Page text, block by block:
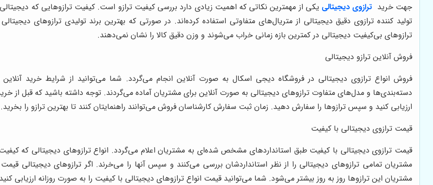
جهت خرید ترازوی دیجیتالی یکی از مهمترین نکاتی که اهمیت زیادی دارد بررسی کیفیت ترازو است. کیفیت ترازوهایی که
تولید کننده ترازوی دقیق دیجیتالی از متریال‌های متفاوتی استفاده کرده‌اند. در صورتی که بهترین برند تولیدی ترازوهای
ترازوهای بی‌کیفیت دیجیتالی در کمترین بازه زمانی خراب می‌شوند و وزن دقیق کالا را نشان نمی‌دهند.
فروش آنلاین ترازو دیجیتالی
فروش انواع ترازوی دیجیتالی در فروشگاه دیجی اسکال به صورت آنلاین انجام می‌گردد. شما می‌توانید از شرایط خرید آنلاین
دسته‌بندی‌ها و مدل‌های متفاوت ترازوهای دیجیتالی به صورت آنلاین برای مشتریان آماده می‌گردند. توجه داشته باشید که قبل از
ارزیابی کنید و سپس ترازوها را سفارش دهید. زمان ثبت سفارش کارشناسان فروش می‌توانند راهنمایتان کنند تا بهترین ترازو را بخرید.
قیمت ترازوی دیجیتالی با کیفیت
قیمت ترازوی دیجیتالی با کیفیت طبق استانداردهای مشخص شده‌ای به مشتریان اعلام می‌گردد. انواع ترازوهای دیجیتالی که کیفیت
مشتریان تمامی ترازوهای دیجیتالی را از نظر استانداردشان بررسی می‌کنند و سپس آنها را می‌خرند. اگر ترازوهای دیجیتالی
مشتریان این ترازوها روز به روز بیشتر می‌شود. شما می‌توانید قیمت انواع ترازوهای دیجیتالی با کیفیت را به صورت روزانه ارزیابی